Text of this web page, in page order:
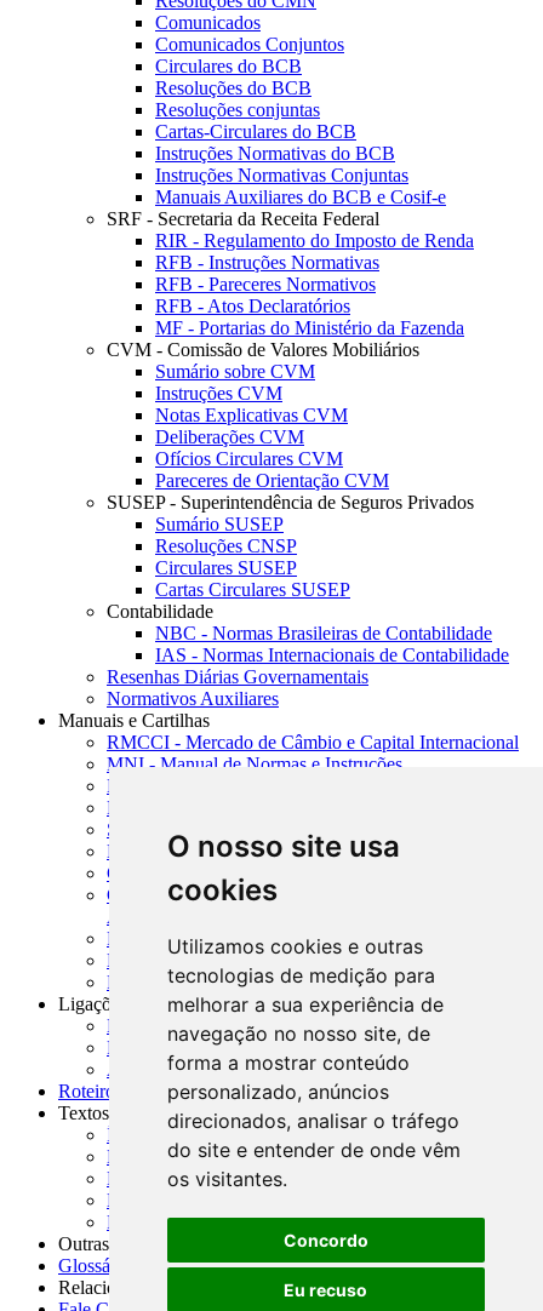
O nosso site usa
cookies
Utilizamos cookies e outras
tecnologias de medição para
melhorar a sua experiência de
navegação no nosso site, de
forma a mostrar conteúdo
personalizado, anúncios
direcionados, analisar o tráfego
do site e entender de onde vêm
os visitantes.
Concordo
Eu recuso
Comunicados
Comunicados Conjuntos
Circulares do BCB
Resoluções do BCB
Resoluções conjuntas
Cartas-Circulares do BCB
Instruções Normativas do BCB
Instruções Normativas Conjuntas
Manuais Auxiliares do BCB e Cosif-e
SRF - Secretaria da Receita Federal
RIR - Regulamento do Imposto de Renda
RFB - Instruções Normativas
RFB - Pareceres Normativos
RFB - Atos Declaratórios
MF - Portarias do Ministério da Fazenda
CVM - Comissão de Valores Mobiliários
Sumário sobre CVM
Instruções CVM
Notas Explicativas CVM
Deliberações CVM
Ofícios Circulares CVM
Pareceres de Orientação CVM
SUSEP - Superintendência de Seguros Privados
Sumário SUSEP
Resoluções CNSP
Circulares SUSEP
Cartas Circulares SUSEP
Contabilidade
NBC - Normas Brasileiras de Contabilidade
IAS - Normas Internacionais de Contabilidade
Resenhas Diárias Governamentais
Normativos Auxiliares
Manuais e Cartilhas
RMCCI - Mercado de Câmbio e Capital Internacional
MNI - Manual de Normas e Instruções
MTVM - Manual de Títulos e Valores Mobiliários
MCR - Manual de Crédito Rural
SISORF - Manual de Organização do SFN
MASUP - Manual de Supervisão Bancária
CADOC - Catálogo de Documentos
CNAE-CONCLA - Classificação Nacional de
Atividades Econômicas
PMF - Cartilhas do BCB
Manuais Auxiliares do BCB e Cosif-e
Resenhas Diárias Governamentais
Ligações Externas
Links Úteis
Presidência da República
Agências Nacionais Reguladoras
Roteiros para Estudos
Textos
Índice de Textos
Editorial
Monografias
Na Imprensa
Fórum de Discussão
Outras ferramentas
Glossário
Relacionamento